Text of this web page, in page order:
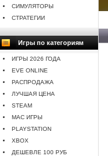
СИМУЛЯТОРЫ
СТРАТЕГИИ
Игры по категориям
ИГРЫ 2026 ГОДА
EVE ONLINE
РАСПРОДАЖА
ЛУЧШАЯ ЦЕНА
STEAM
MAC ИГРЫ
PLAYSTATION
XBOX
ДЕШЕВЛЕ 100 РУБ